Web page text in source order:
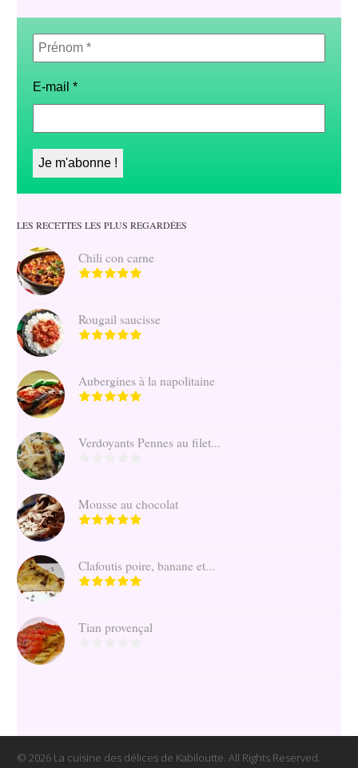
Prénom
E-mail*
LES RECETTES LES PLUS REGARDÉES
Chili con carne
Rougail saucisse
Aubergines à la napolitaine
Verdoyants Pennes au filet...
Mousse au chocolat
Clafoutis poire, banane et...
Tian provençal
© 2026 La cuisine des délices de Kabiloutte. All Rights Reserved.